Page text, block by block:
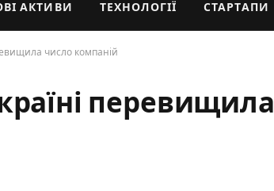
АКТИВИ ТЕХНОЛОГІЇ СТАРТАПИ
число компаній
перевищила